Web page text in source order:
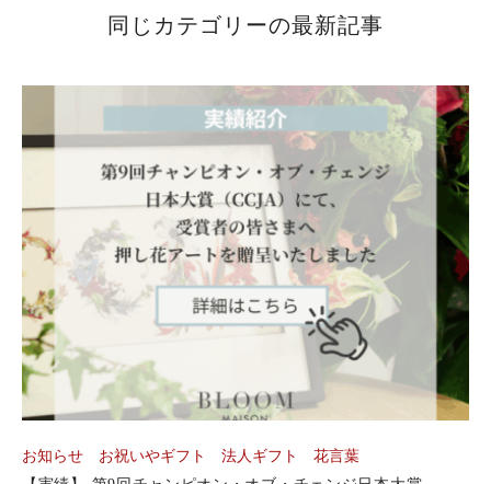
同じカテゴリーの最新記事
お知らせ お祝いやギフト 法人ギフト 花言葉